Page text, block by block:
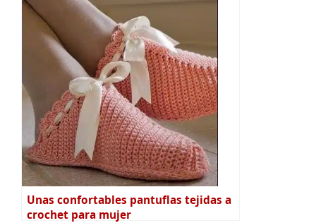
Unas confortables pantuflas tejidas a
crochet para mujer